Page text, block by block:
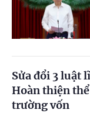
Sửa đổi 3 luật
Hoàn thiện
trường vốn